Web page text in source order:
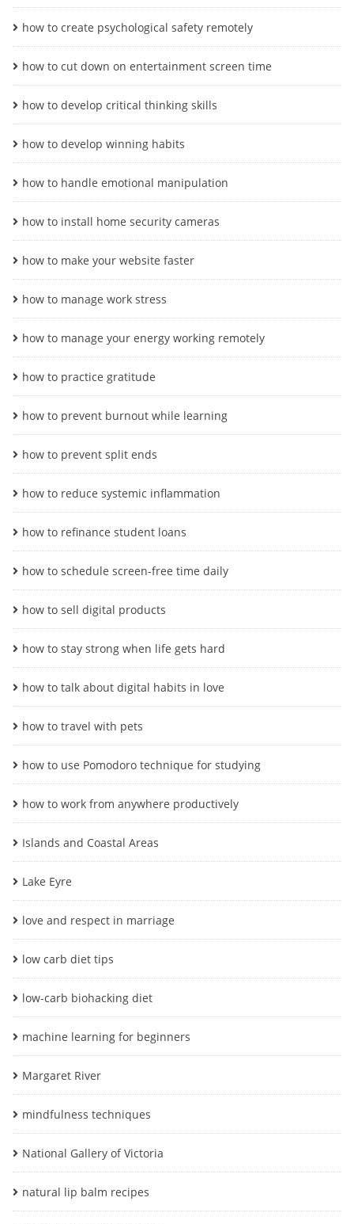
how to create psychological safety remotely
how to cut down on entertainment screen time
how to develop critical thinking skills
how to develop winning habits
how to handle emotional manipulation
how to install home security cameras
how to make your website faster
how to manage work stress
how to manage your energy working remotely
how to practice gratitude
how to prevent burnout while learning
how to prevent split ends
how to reduce systemic inflammation
how to refinance student loans
how to schedule screen-free time daily
how to sell digital products
how to stay strong when life gets hard
how to talk about digital habits in love
how to travel with pets
how to use Pomodoro technique for studying
how to work from anywhere productively
Islands and Coastal Areas
Lake Eyre
love and respect in marriage
low carb diet tips
low-carb biohacking diet
machine learning for beginners
Margaret River
mindfulness techniques
National Gallery of Victoria
natural lip balm recipes